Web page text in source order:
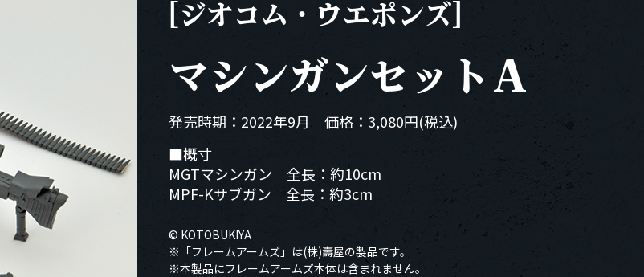
[ジオコム・ウエポンズ]
マシンガンセットＡ
発売時期：2022年9月 価格：3,080円(税込)
■概寸
MGTマシンガン 全長：約10cm
MPF-Kサブガン 全長：約3cm
© KOTOBUKIYA
※「フレームアームズ」は(株)壽屋の製品です。
※本製品にフレームアームズ本体は含まれません。